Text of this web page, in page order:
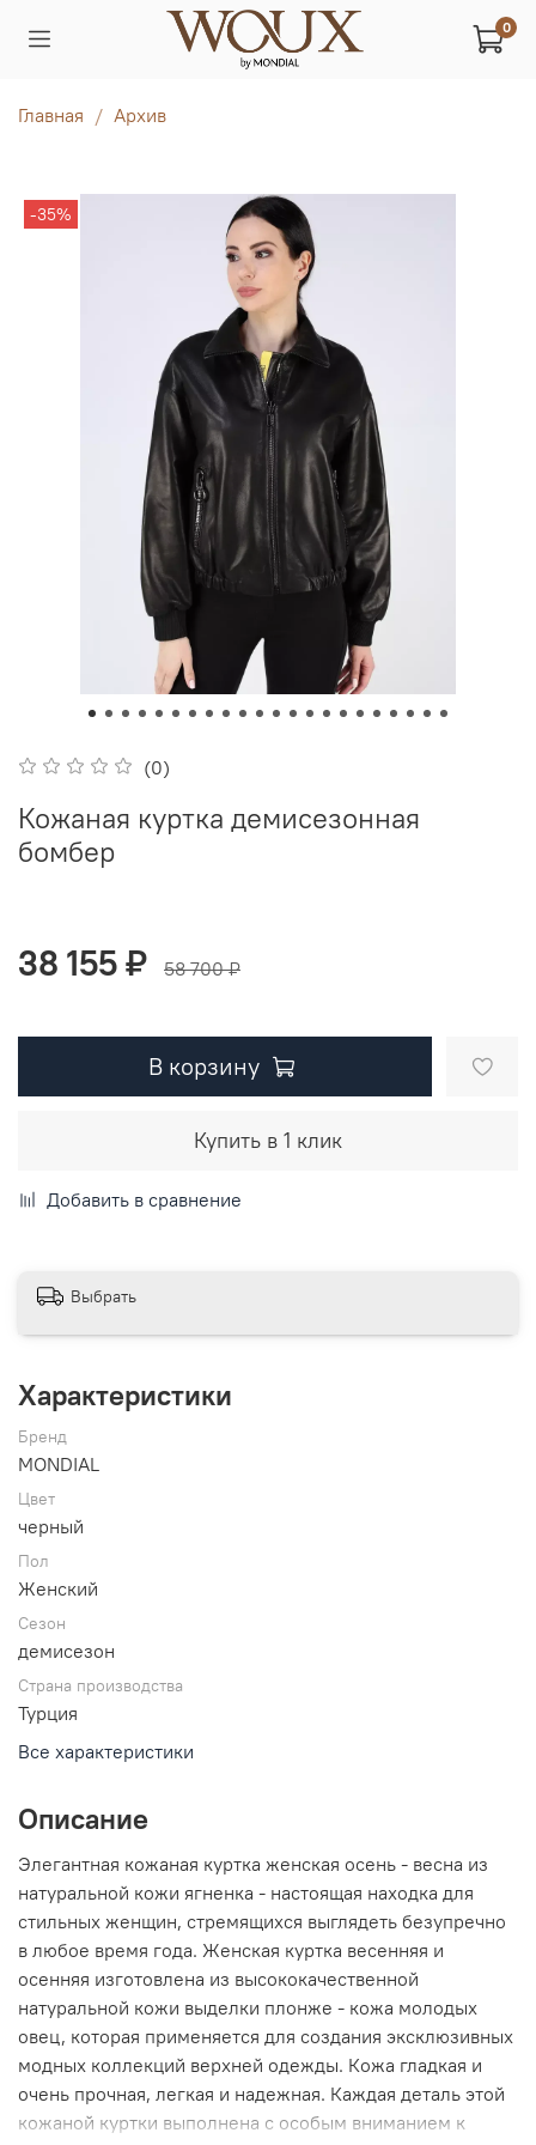
0
Главная Архив
-35%
(0)
Кожаная куртка демисезонная
бомбер
38 155 ₽ 58 700 ₽
В корзину
Купить в 1 клик
Добавить в сравнение
Выбрать
Характеристики
Бренд
MONDIAL
Цвет
черный
Пол
Женский
Сезон
демисезон
Страна производства
Турция
Все характеристики
Описание
Элегантная кожаная куртка женская осень - весна из
натуральной кожи ягненка - настоящая находка для
стильных женщин, стремящихся выглядеть безупречно
в любое время года. Женская куртка весенняя и
осенняя изготовлена из высококачественной
натуральной кожи выделки плонже - кожа молодых
овец, которая применяется для создания эксклюзивных
модных коллекций верхней одежды. Кожа гладкая и
очень прочная, легкая и надежная. Каждая деталь этой
кожаной куртки выполнена с особым вниманием к